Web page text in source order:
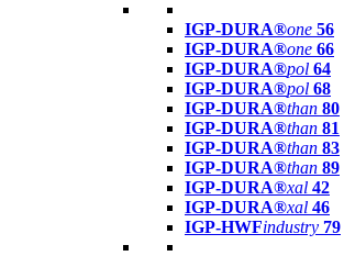
IGP-DURA®one 56
IGP-DURA®one 66
IGP-DURA®pol 64
IGP-DURA®pol 68
IGP-DURA®than 80
IGP-DURA®than 81
IGP-DURA®than 83
IGP-DURA®than 89
IGP-DURA®xal 42
IGP-DURA®xal 46
IGP-HWFindustry 79